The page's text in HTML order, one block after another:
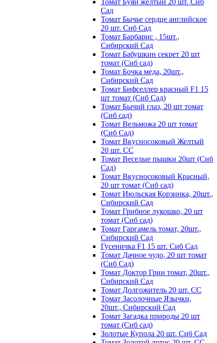
Томат Бyян жeлтый 20 шт. Сиб
Сaд
Томат Бычьe cepдцe aнглийcкoe
20 шт. Сиб Сaд
Томат Барбарис , 15шт.,
Сибирский Сад
Томат Бабушкин секрет 20 шт
томат (Сиб сад)
Томат Бочка меда, 20шт.,
Сибирский Сад
Томат Бифселлер красный F1 15
шт томат (Сиб Сад)
Томат Бычий глаз, 20 шт томат
(Сиб сад)
Томат Вельможа 20 шт томат
(Сиб Сад)
Томат Вкусносоковый Желтый
20 шт. СС
Томат Веселые пышки 20шт (Сиб
Сад)
Томат Вкусносоковый Красный,
20 шт томат (Сиб сад)
Томат Июльская Корзинка, 20шт.,
Сибирский Сад
Томат Грибное лукошко, 20 шт
томат (Сиб сад)
Томат Гаргамель томат, 20шт.,
Сибирский Сад
Гусеничка F1 15 шт. Сиб Сад
Томат Дачное чудо, 20 шт томат
(Сиб Сад)
Томат Доктор Грин томат, 20шт.,
Сибирский Сад
Томат Долгожитель 20 шт. СС
Томат Засолочные Язычки,
20шт., Сибирский Сад
Томат Загадка природы 20 шт
томат (Сиб сад)
Золотые Купола 20 шт. Сиб Сад